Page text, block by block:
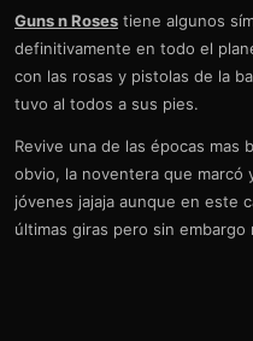
Guns n Roses tiene algunos
definitivamente en todo el
con las rosas y pistolas de la
tuvo al todos a sus pies.
Revive una de las épocas mas
obvio, la noventera que marcó
jóvenes jajaja aunque en este
últimas giras pero sin